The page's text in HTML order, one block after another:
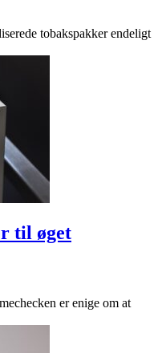
tobakspakker endeligt
til øget
er enige om at